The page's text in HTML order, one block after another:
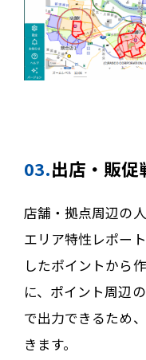
03.出店・販
店舗・拠点周辺の
エリア特性レポー
したポイントから
に、ポイント周辺
で出力できるため
きます。